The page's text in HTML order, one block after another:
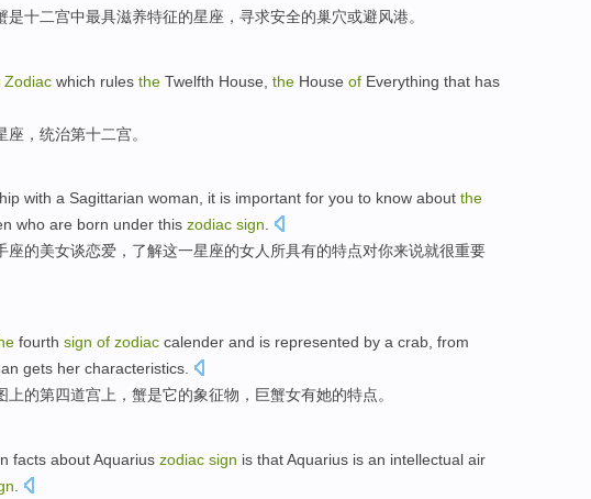
是十二宫中最具滋养特征的星座 ， 寻求安全的巢穴或避风港。
Zodiac which rules the Twelfth House the House of Everything that has
座 ， 统治第十二宫。
with a Sagittarian woman, it is important for you to know about the
who are born under this zodiac sign.
座的美女谈恋爱， 了解这一星座的女人所具有的特点对你来说就很重要
fourth sign of zodiac calender and is represented by a crab , from
gets her characteristics
上的第四道宫上， 蟹是它的象征物 ， 巨蟹女有她的特点。
facts aboutAquarius zodiac sign is thatAquarius is an intellectual air